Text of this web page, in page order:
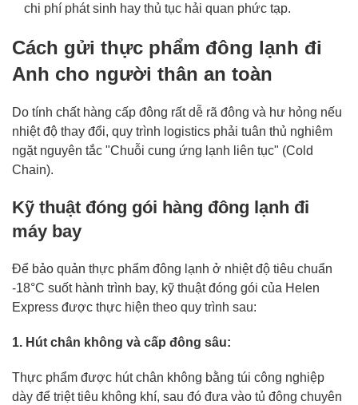
chi phí phát sinh hay thủ tục hải quan phức tạp.
Cách gửi thực phẩm đông lạnh đi
Anh cho người thân an toàn
Do tính chất hàng cấp đông rất dễ rã đông và hư hỏng nếu
nhiệt độ thay đổi, quy trình logistics phải tuân thủ nghiêm
ngặt nguyên tắc "Chuỗi cung ứng lạnh liên tục" (Cold
Chain).
Kỹ thuật đóng gói hàng đông lạnh đi
máy bay
Để bảo quản thực phẩm đông lạnh ở nhiệt độ tiêu chuẩn
-18°C suốt hành trình bay, kỹ thuật đóng gói của Helen
Express được thực hiện theo quy trình sau:
1. Hút chân không và cấp đông sâu:
Thực phẩm được hút chân không bằng túi công nghiệp
dày để triệt tiêu không khí, sau đó đưa vào tủ đông chuyên